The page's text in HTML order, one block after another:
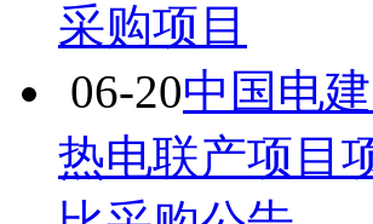
采购项目
06-20中国电
热电联产项目